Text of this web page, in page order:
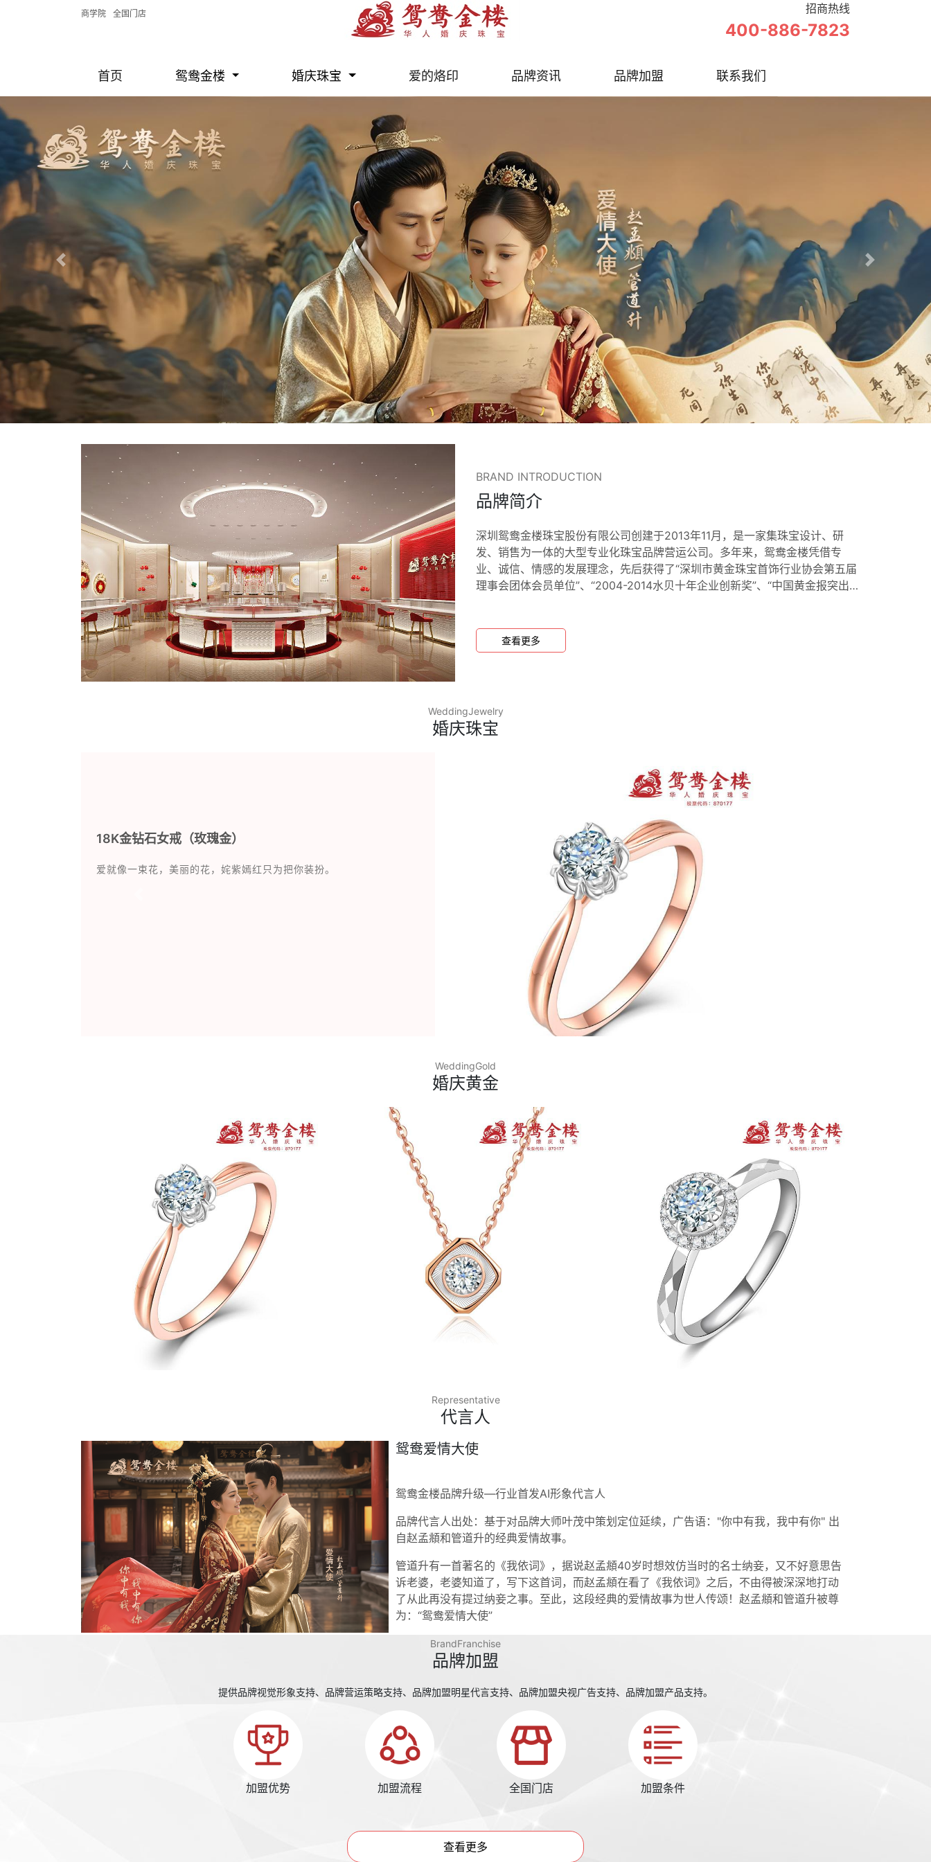
商学院 全国门店 招商热线
400-886-7823
首页 鸳鸯金楼 婚庆珠宝 爱的烙印 品牌资讯 品牌加盟 联系我们
Previous Next
BRAND INTRODUCTION
品牌简介
深圳鸳鸯金楼珠宝股份有限公司创建于2013年11月，是一家集珠宝设计、研
发、销售为一体的大型专业化珠宝品牌营运公司。多年来，鸳鸯金楼凭借专
业、诚信、情感的发展理念，先后获得了“深圳市黄金珠宝首饰行业协会第五届
理事会团体会员单位”、“2004-2014水贝十年企业创新奖”、“中国黄金报突出
宝消费者满意门店”等荣誉称号。
查看更多
WeddingJewelry
婚庆珠宝
18K金钻石女戒（玫瑰金）
爱就像一束花，美丽的花，姹紫嫣红只为把你装扮。
WeddingGold
婚庆黄金
Representative
代言人
鸳鸯爱情大使
鸳鸯金楼品牌升级—行业首发AI形象代言人
品牌代言人出处：基于对品牌大师叶茂中策划定位延续，广告语："你中有我，我中有你" 出
自赵孟頫和管道升的经典爱情故事。
管道升有一首著名的《我依词》，据说赵孟頫40岁时想效仿当时的名士纳妾，又不好意思告
诉老婆，老婆知道了，写下这首词，而赵孟頫在看了《我依词》之后，不由得被深深地打动
了从此再没有提过纳妾之事。至此，这段经典的爱情故事为世人传颂！赵孟頫和管道升被尊
为：“鸳鸯爱情大使”
BrandFranchise
品牌加盟
提供品牌视觉形象支持、品牌营运策略支持、品牌加盟明星代言支持、品牌加盟央视广告支持、品牌加盟产品支持。
加盟优势 加盟流程 全国门店 加盟条件
查看更多